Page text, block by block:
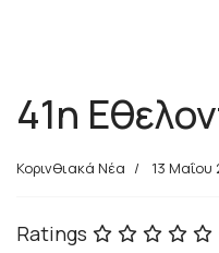
41η
Κορινθιακά Νέα 13 Μαΐου
Ratings